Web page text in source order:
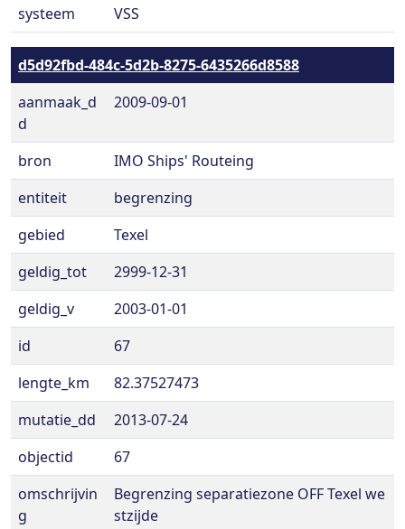
systeem VSS
d5d92fbd-484c-5d2b-8275-6435266d8588
aanmaak_d
d
2009-09-01
bron
IMO Ships' Routeing
entiteit
begrenzing
gebied
Texel
geldig_tot
2999-12-31
geldig_v
2003-01-01
id
67
lengte_km
82.37527473
mutatie_dd
2013-07-24
objectid
67
omschrijvin
g
Begrenzing separatiezone OFF Texel we
stzijde